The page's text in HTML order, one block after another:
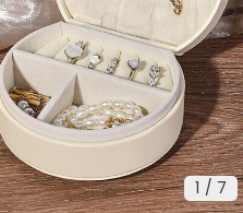
1 / 7